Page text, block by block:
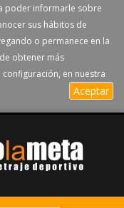
poder informarle sobre
sus hábitos de
o permanece en la
obtener más
en nuestra
Aceptar